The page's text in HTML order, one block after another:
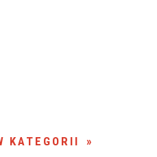
KATEGORII